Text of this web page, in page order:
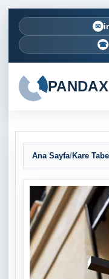
✉
☎
PANDAX
Ana Sayfa/Kare